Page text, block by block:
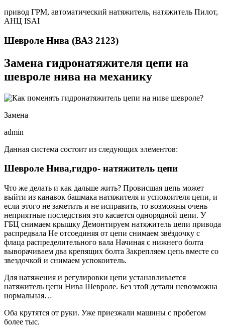
привод ГРМ, автоматический натяжитель, натяжитель Пилот,
АНЦ ISAI
Шевроле Нива (ВАЗ 2123)
Замена гидронатяжителя цепи на
шевроле нива на механику
Замена
admin
Данная система состоит из следующих элементов:
Шевроле Нива,гидро- натяжитель цепи
Что же делать и как дальше жить? Провисшая цепь может
выйти из канавок башмака натяжителя и успокоителя цепи, и
если этого не заметить и не исправить, то возможны очень
неприятные последствия это касается однорядной цепи. У
ГБЦ снимаем крышку Демонтируем натяжитель цепи привода
распредвала Не отсоединяя от цепи снимаем звёздочку с
флаца распределительного вала Начиная с нижнего болта
выворачиваем два крепящих болта Закрепляем цепь вместе со
звездочкой и снимаем успокоитель.
Для натяжения и регулировки цепи устанавливается
натяжитель цепи Нива Шевроле. Без этой детали невозможна
нормальная…
Оба крутятся от руки. Уже приезжали машины с пробегом
более тыс.